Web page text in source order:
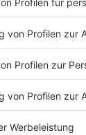
mit
ein